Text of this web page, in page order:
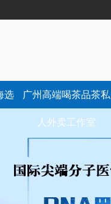
选 广州高端喝茶品茶私
人外卖工作室